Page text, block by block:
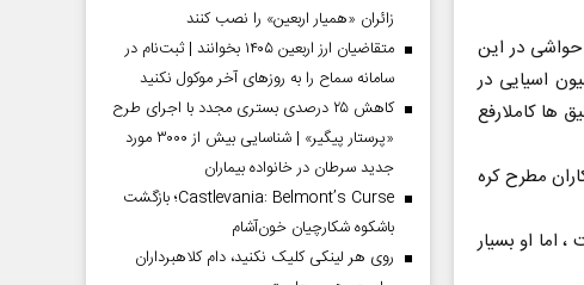
حواشی در این
اسیایی در
ها کاملارفع
یکی ازحودوکاران مطرح کره
اما او بسیار
زائران «همیار اربعین» را نصب کنند
متقاضیان ارز اربعین ۱۴۰۵ بخوانند | ثبت‌نام در
سامانه سماح را به روز‌های آخر موکول نکنید
کاهش ۲۵ درصدی بستری مجدد با اجرای طرح
«پرستار پیگیر» | شناسایی بیش از ۳۰۰۰ مورد
جدید سرطان در خانواده بیماران
Castlevania: Belmont’s Curse؛ بازگشت
باشکوه شکارچیان خون‌آشام
روی هر لینکی کلیک نکنید، دام کلاهبرداران